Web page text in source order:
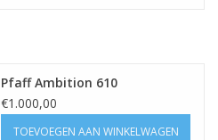
Pfaff Ambition 610
€1.000,00
TOEVOEGEN AAN WINKELWAGEN